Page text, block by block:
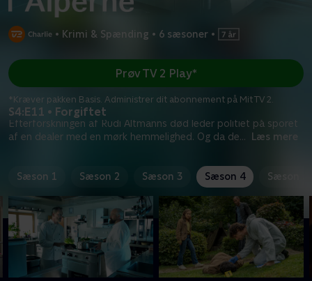
• Krimi & Spænding • 6 sæsoner •
S4:E11 • Forgiftet
Efterforskningen af Rudi Altmanns død leder politiet på sporet
af en dealer med en mørk hemmelighed. Og da de... Læs mere
Prøv TV 2 Play*
*Kræver pakken Basis. Administrer dit abonnement på Mit TV 2.
Sæson 1 Sæson 2 Sæson 3 Sæson 4 Sæson 5